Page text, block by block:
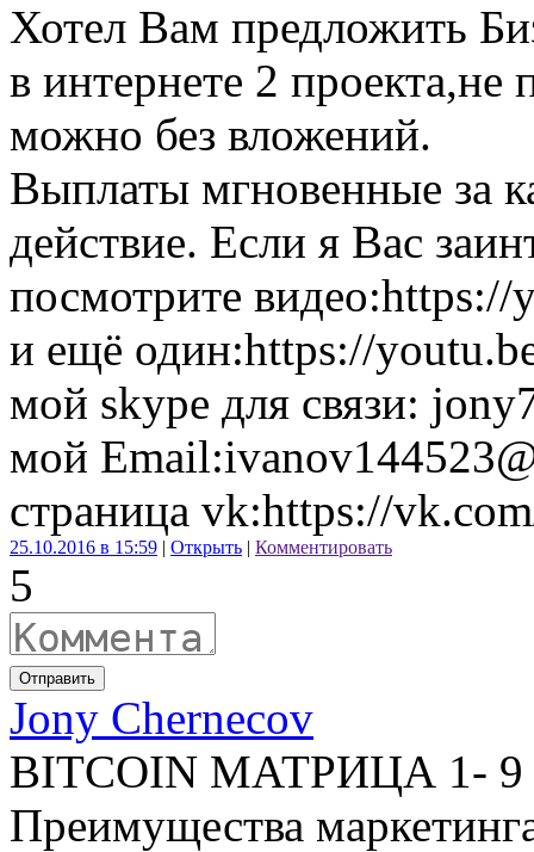
Хотел Вам предложить
в интернете 2
можно без вложений.
Выплаты мгновенные за
действие. Если я Вас
посмотрите
и ещё один:https://
мой skype для связи:
мой Email:
страница vk:https://
25.10.2016 в 15:59 | Открыть | Комментировать
5
Отправить
Jony Chernecov
BITCOIN МАТРИЦА 1- 9
Преимущества